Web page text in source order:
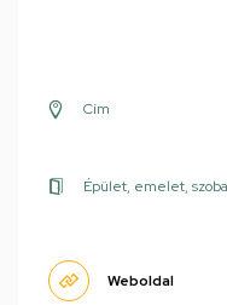
Cím
Épület, emelet,
Weboldal